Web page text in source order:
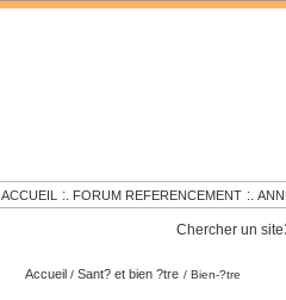
ACCUEIL :. FORUM REFERENCEMENT :.
Chercher un site
Accueil / Sant? et bien ?tre / Bien-?tre